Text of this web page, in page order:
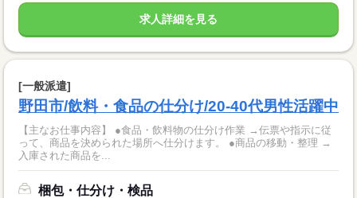
求人詳細を見る
[一般派遣]
野田市/飲料・食品の仕分け/20-40代男性活躍中
【主なお仕事内容】 ●食品・飲料物の仕分け作業 →伝票や指示に従
って、商品を決められた場所へ仕分けます。 ●商品の移動・整理 →
入庫された商品を...
梱包・仕分け・検品